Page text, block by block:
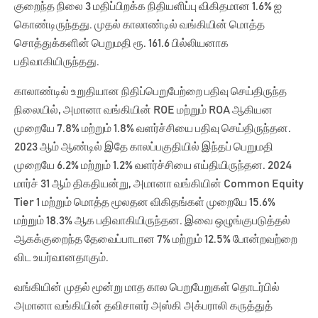
குறைந்த நிலை 3 மதிப்பிறக்க நிதியளிப்பு விகிதமான 1.6% ஐ
கொண்டிருந்தது. முதல் காலாண்டில் வங்கியின் மொத்த
சொத்துக்களின் பெறுமதி ரூ. 161.6 பில்லியனாக
பதிவாகியிருந்தது.
காலாண்டில் உறுதியான நிதிப்பெறுபேற்றை பதிவு செய்திருந்த
நிலையில், அமானா வங்கியின் ROE மற்றும் ROA ஆகியன
முறையே 7.8% மற்றும் 1.8% வளர்ச்சியை பதிவு செய்திருந்தன.
2023 ஆம் ஆண்டில் இதே காலப்பகுதியில் இந்தப் பெறுமதி
முறையே 6.2% மற்றும் 1.2% வளர்ச்சியை எய்தியிருந்தன. 2024
மார்ச் 31 ஆம் திகதியன்று, அமானா வங்கியின் Common Equity
Tier 1 மற்றும் மொத்த மூலதன விகிதங்கள் முறையே 15.6%
மற்றும் 18.3% ஆக பதிவாகியிருந்தன. இவை ஒழுங்குபடுத்தல்
ஆகக்குறைந்த தேவைப்பாடான 7% மற்றும் 12.5% போன்றவற்றை
விட உயர்வானதாகும்.
வங்கியின் முதல் மூன்று மாத கால பெறுபேறுகள் தொடர்பில்
அமானா வங்கியின் தவிசாளர் அஸ்கி அக்பராலி கருத்துத்